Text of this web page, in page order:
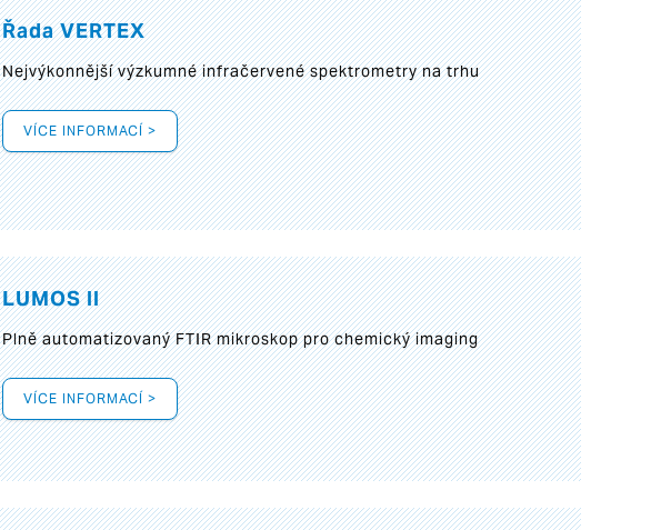
Řada VERTEX
Nejvýkonnější výzkumné infračervené spektrometry na trhu
VÍCE INFORMACÍ >
LUMOS II
Plně automatizovaný FTIR mikroskop pro chemický imaging
VÍCE INFORMACÍ >